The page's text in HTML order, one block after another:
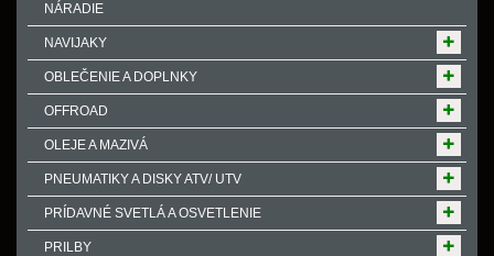
NÁRADIE
NAVIJAKY
OBLEČENIE A DOPLNKY
OFFROAD
OLEJE A MAZIVÁ
PNEUMATIKY A DISKY ATV/ UTV
PRÍDAVNÉ SVETLÁ A OSVETLENIE
PRILBY